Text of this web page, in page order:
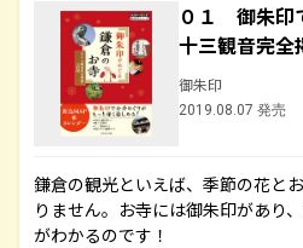
０１ 御朱印
十三観音完
御朱印
2019.08.07 発売
鎌倉の観光といえば、季節の花と
りません。お寺には御朱印があり
がわかるのです！